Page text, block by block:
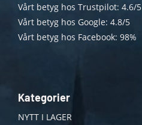
Vårt betyg hos Trustpilot: 4.6/5
Vårt betyg hos Google: 4.8/5
Vårt betyg hos Facebook: 98%
Kategorier
NYTT I LAGER